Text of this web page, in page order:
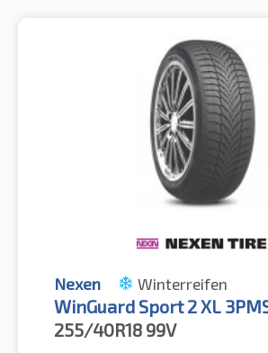
Nexen Winterreifen
WinGuard Sport 2 XL
255/40R18 99V